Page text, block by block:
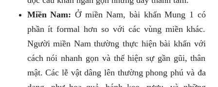
Miền Nam: Ở miền Nam, bài khấn Mung 1 có
phần ít formal hơn so với các vùng miền khác.
Người miền Nam thường thực hiện bài khấn với
cách nói nhanh gọn và thể hiện sự gần gũi, thân
mật. Các lễ vật dâng lên thường phong phú và đa